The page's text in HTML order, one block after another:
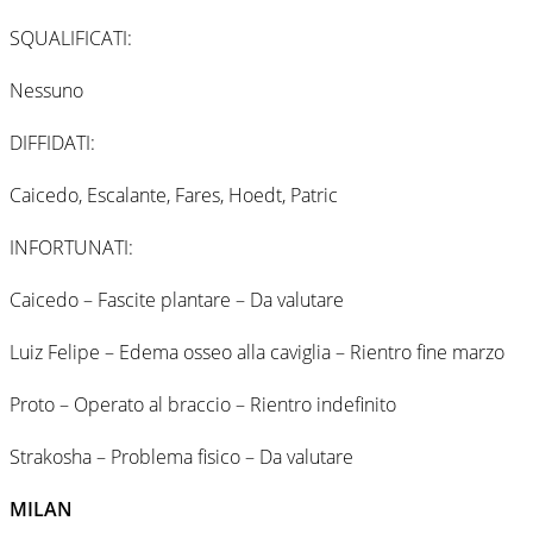
SQUALIFICATI:
Nessuno
DIFFIDATI:
Caicedo, Escalante, Fares, Hoedt, Patric
INFORTUNATI:
Caicedo – Fascite plantare – Da valutare
Luiz Felipe – Edema osseo alla caviglia – Rientro fine marzo
Proto – Operato al braccio – Rientro indefinito
Strakosha – Problema fisico – Da valutare
MILAN